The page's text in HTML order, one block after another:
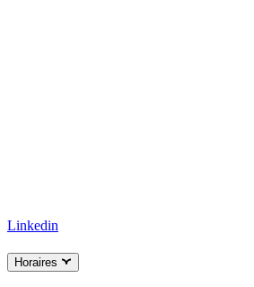
Linkedin
Horaires